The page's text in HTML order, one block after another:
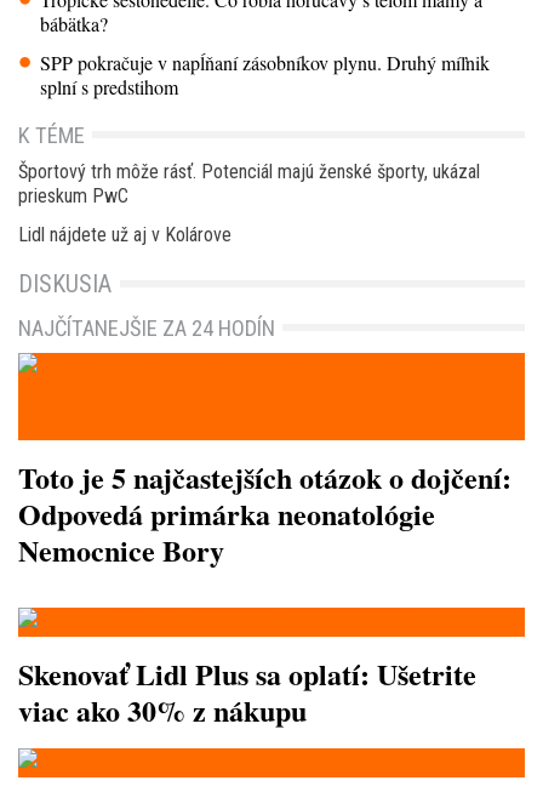
bábätka?
SPP pokračuje v napĺňaní zásobníkov plynu. Druhý míľnik
splní s predstihom
K TÉME
Športový trh môže rásť. Potenciál majú ženské športy, ukázal
prieskum PwC
Lidl nájdete už aj v Kolárove
DISKUSIA
NAJČÍTANEJŠIE ZA 24 HODÍN
Toto je 5 najčastejších otázok o dojčení:
Odpovedá primárka neonatológie
Nemocnice Bory
Skenovať Lidl Plus sa oplatí: Ušetrite
viac ako 30% z nákupu